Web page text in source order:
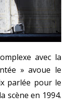
avec la
» avoue le
parlée pour le
scène en 1994.